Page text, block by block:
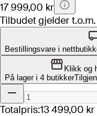
17 999,00 kr
Tilbudet gjelder t.o.m.
Bestillingsvare i
Klikk og
På lager i 4 butikker
Totalpris:13 499,00 kr